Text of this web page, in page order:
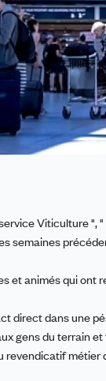
Viticulture ",
semaines
et animés qui ont
direct dans une
gens du terrain
revendicatif métier